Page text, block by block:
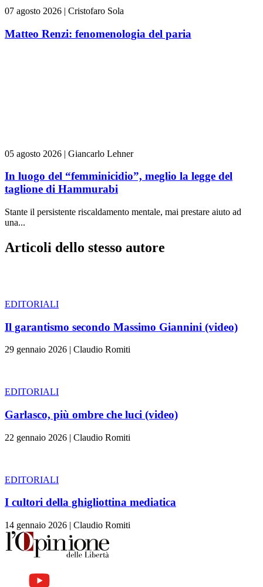
07 agosto 2026 | Cristofaro Sola
Matteo Renzi: fenomenologia del paria
05 agosto 2026 | Giancarlo Lehner
In luogo del “femminicidio”, meglio la legge del
taglione di Hammurabi
Stante il persistente riscaldamento mentale, mai prestare aiuto ad
una...
Articoli dello stesso autore
EDITORIALI
Il garantismo secondo Massimo Giannini (video)
29 gennaio 2026 | Claudio Romiti
EDITORIALI
Garlasco, più ombre che luci (video)
22 gennaio 2026 | Claudio Romiti
EDITORIALI
I cultori della ghigliottina mediatica
14 gennaio 2026 | Claudio Romiti